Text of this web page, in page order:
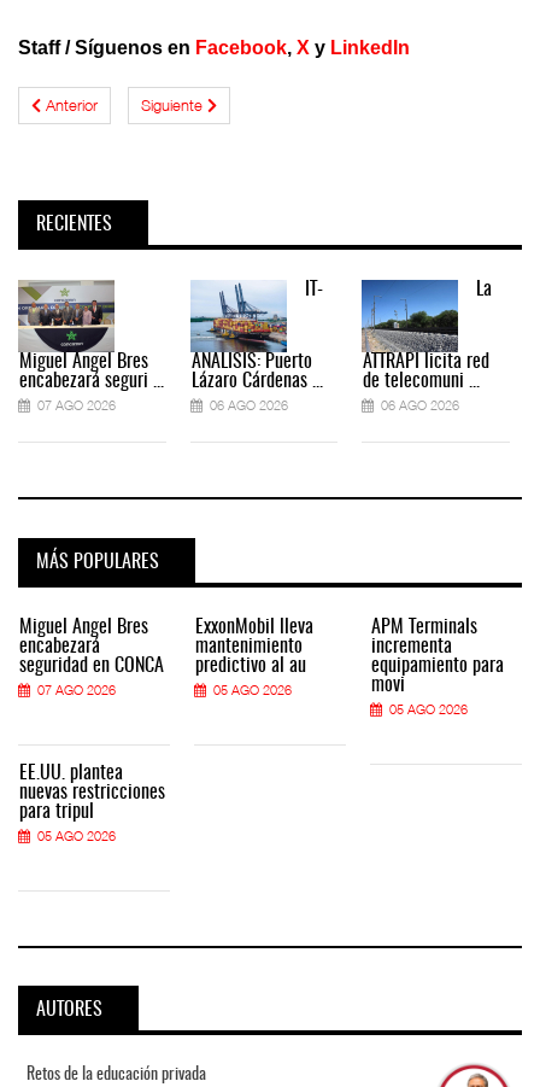
Staff/ Síguenos en Facebook, X y LinkedIn
Anterior Siguiente
RECIENTES
Miguel Ángel Bres
encabezará seguri ...
07 AGO 2026
IT-
ANÁLISIS: Puerto
Lázaro Cárdenas ...
06 AGO 2026
La
ATTRAPI licita red
de telecomuni ...
06 AGO 2026
MÁS POPULARES
Miguel Ángel Bres
encabezará
seguridad en CONCA
07 AGO 2026
EE.UU. plantea
nuevas restricciones
para tripul
05 AGO 2026
ExxonMobil lleva
mantenimiento
predictivo al au
05 AGO 2026
APM Terminals
incrementa
equipamiento para
movi
05 AGO 2026
AUTORES
Retos de la educación privada